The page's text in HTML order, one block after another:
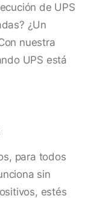
de UPS
¿Un
nuestra
UPS está
para todos
sin
estés